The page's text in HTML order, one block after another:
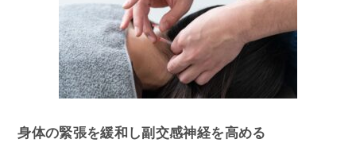
身体の緊張を緩和し副交感神経を高める